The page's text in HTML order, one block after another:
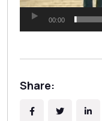
00:00
Share: